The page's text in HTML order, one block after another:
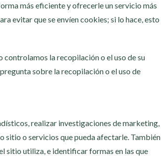
más eficiente y ofrecerle un servicio más
evitar que se envíen cookies; si lo hace, esto
la recopilación o el uso de su
sobre la recopilación o el uso de
realizar investigaciones de marketing,
sitio o servicios que pueda afectarle. También
sitio utiliza, e identificar formas en las que